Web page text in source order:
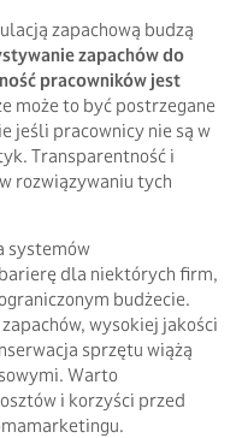
zapachową budzą
zapachów do
pracowników jest
może to być postrzegane
jeśli pracownicy nie są w
Transparentność i
rozwiązywaniu tych
systemów
dla niektórych firm,
budżecie.
wysokiej jakości
sprzętu wiążą
Warto
i korzyści przed